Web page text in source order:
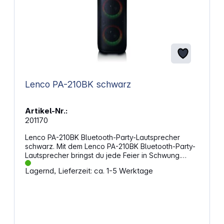
Kompakte Größe für einfache Tragbarkeit Leichtes
Gewicht für bequemen Transport Robustes
105 x 48,15 x 122,67 mm Gewicht: 279 g Hinweis:
Ladenetzteil nicht im Lieferumfang enthalten
Kompatibles Ladenetzteil: USB 2,5 - 5 Watt
Lenco PA-210BK schwarz
Artikel-Nr.:
201170
Lenco PA-210BK Bluetooth-Party-Lautsprecher
schwarz. Mit dem Lenco PA-210BK Bluetooth-Party-
Lautsprecher bringst du jede Feier in Schwung.
Dank der leistungsstarken 100-Watt-
Ausgangsleistung und der Bluetooth 5.3-
Lagernd, Lieferzeit: ca. 1-5 Werktage